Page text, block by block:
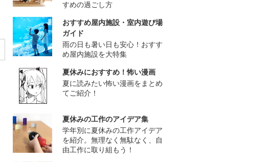
すめの過ごし方
おすすめ屋内施設・室内遊び場
ガイド
雨の日も暑い日も安心！おすす
め屋内施設を大特集
夏休みにおすすめ！怖い漫画
夏に読みたい怖い漫画をまとめ
てご紹介！
夏休みの工作のアイデア集
学年別に夏休みの工作アイデア
を紹介。無理なく無駄なく、自
由工作に取り組もう！